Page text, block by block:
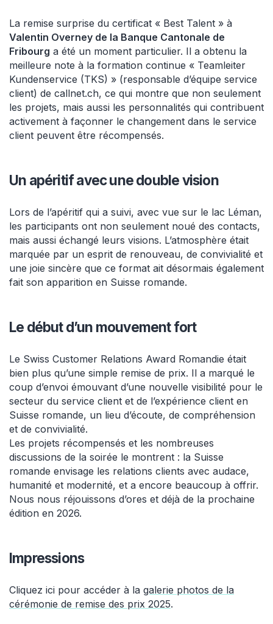
La remise surprise du certificat « Best Talent » à
Valentin Overney de la Banque Cantonale de
Fribourg a été un moment particulier. Il a obtenu la
meilleure note à la formation continue « Teamleiter
Kundenservice (TKS) » (responsable d’équipe service
client) de callnet.ch, ce qui montre que non seulement
les projets, mais aussi les personnalités qui contribuent
activement à façonner le changement dans le service
client peuvent être récompensés.
Un apéritif avec une double vision
Lors de l’apéritif qui a suivi, avec vue sur le lac Léman,
les participants ont non seulement noué des contacts,
mais aussi échangé leurs visions. L’atmosphère était
marquée par un esprit de renouveau, de convivialité et
une joie sincère que ce format ait désormais également
fait son apparition en Suisse romande.
Le début d’un mouvement fort
Le Swiss Customer Relations Award Romandie était
bien plus qu’une simple remise de prix. Il a marqué le
coup d’envoi émouvant d’une nouvelle visibilité pour le
secteur du service client et de l’expérience client en
Suisse romande, un lieu d’écoute, de compréhension
et de convivialité.
Les projets récompensés et les nombreuses
discussions de la soirée le montrent : la Suisse
romande envisage les relations clients avec audace,
humanité et modernité, et a encore beaucoup à offrir.
Nous nous réjouissons d’ores et déjà de la prochaine
édition en 2026.
Impressions
Cliquez ici pour accéder à la galerie photos de la
cérémonie de remise des prix 2025.